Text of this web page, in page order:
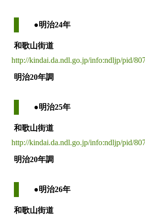
●明治24年
和歌山街道
http://kindai.da.ndl.go.jp/info:ndljp/pid/
明治20年調
●明治25年
和歌山街道
http://kindai.da.ndl.go.jp/info:ndljp/pid/
明治20年調
●明治26年
和歌山街道